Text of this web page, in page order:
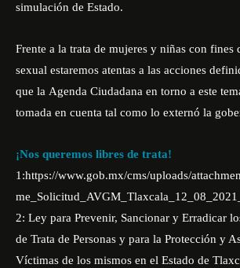
simulación de Estado.
Frente a la trata de mujeres y niñas con fines
sexual estaremos atentas a las acciones
que la Agenda Ciudadana en torno a este
tomada en cuenta tal como lo externó la
¡Nos queremos libres de trata!
1:https://www.gob.mx/cms/uploads/
2: Ley para Prevenir, Sancionar y Erradicar
de Trata de Personas y para la Protección y
Víctimas de los mismos en el Estado de